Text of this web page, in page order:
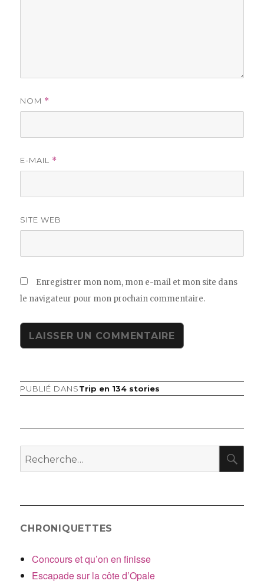
NOM *
E-MAIL *
SITE WEB
Enregistrer mon nom, mon e-mail et mon site dans
le navigateur pour mon prochain commentaire.
Navigation
l’article
PUBLIÉ DANSTrip en 134 stories
Recherche
pour
CHRONIQUETTES
Concours et qu’on en finisse
Escapade sur la côte d’Opale